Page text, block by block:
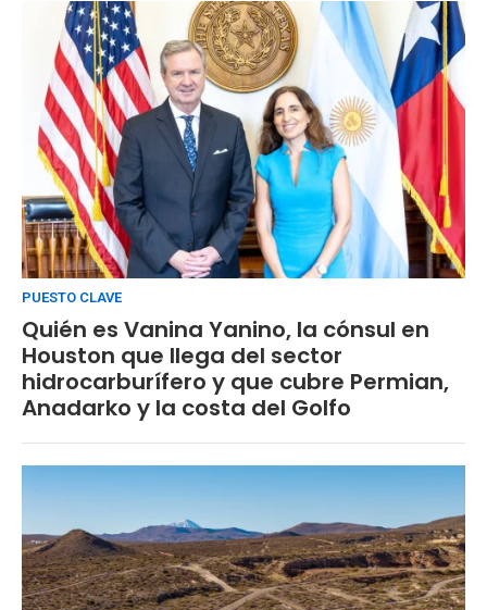
PUESTO CLAVE
Quién es Vanina Yanino, la cónsul en
Houston que llega del sector
hidrocarburífero y que cubre Permian,
Anadarko y la costa del Golfo